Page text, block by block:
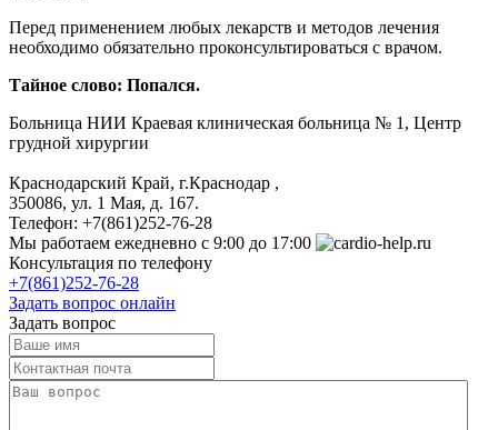
Перед применением любых лекарств и методов лечения
необходимо обязательно проконсультироваться с врачом.
Тайное слово: Попался.
Больница НИИ Краевая клиническая больница № 1, Центр
грудной хирургии
Краснодарский Край, г.Краснодар ,
350086, ул. 1 Мая, д. 167.
Телефон: +7(861)252-76-28
Мы работаем ежедневно с 9:00 до 17:00
Консультация по телефону
+7(861)252-76-28
Задать вопрос онлайн
Задать вопрос